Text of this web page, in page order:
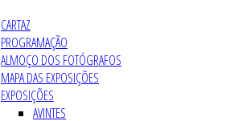
CARTAZ
PROGRAMAÇÃO
ALMOÇO DOS FOTÓGRAFOS
MAPA DAS EXPOSIÇÕES
EXPOSIÇÕES
AVINTES